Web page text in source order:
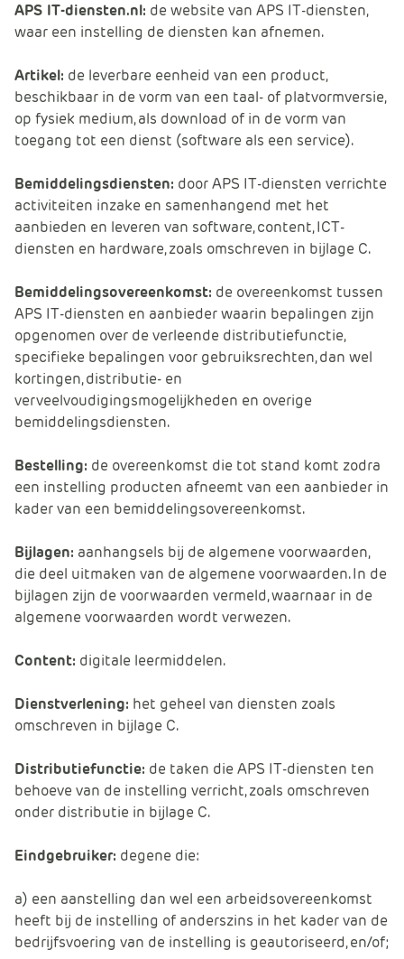
APS IT-diensten.nl: de website van APS IT-diensten,
waar een instelling de diensten kan afnemen.
Artikel: de leverbare eenheid van een product,
beschikbaar in de vorm van een taal- of platvormversie,
op fysiek medium, als download of in de vorm van
toegang tot een dienst (software als een service).
Bemiddelingsdiensten: door APS IT-diensten verrichte
activiteiten inzake en samenhangend met het
aanbieden en leveren van software, content, ICT-
diensten en hardware, zoals omschreven in bijlage C.
Bemiddelingsovereenkomst: de overeenkomst tussen
APS IT-diensten en aanbieder waarin bepalingen zijn
opgenomen over de verleende distributiefunctie,
specifieke bepalingen voor gebruiksrechten, dan wel
kortingen, distributie- en
verveelvoudigingsmogelijkheden en overige
bemiddelingsdiensten.
Bestelling: de overeenkomst die tot stand komt zodra
een instelling producten afneemt van een aanbieder in
kader van een bemiddelingsovereenkomst.
Bijlagen: aanhangsels bij de algemene voorwaarden,
die deel uitmaken van de algemene voorwaarden. In de
bijlagen zijn de voorwaarden vermeld, waarnaar in de
algemene voorwaarden wordt verwezen.
Content: digitale leermiddelen.
Dienstverlening: het geheel van diensten zoals
omschreven in bijlage C.
Distributiefunctie: de taken die APS IT-diensten ten
behoeve van de instelling verricht, zoals omschreven
onder distributie in bijlage C.
Eindgebruiker: degene die:
a) een aanstelling dan wel een arbeidsovereenkomst
heeft bij de instelling of anderszins in het kader van de
bedrijfsvoering van de instelling is geautoriseerd, en/of;